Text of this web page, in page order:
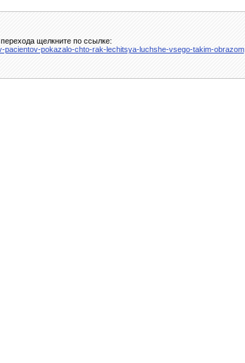
щелкните по ссылке:
pacientov-pokazalo-chto-rak-lechitsya-luchshe-vsego-takim-obrazom